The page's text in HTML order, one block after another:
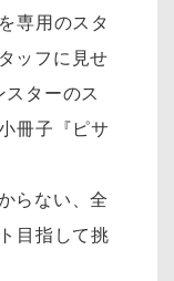
専用のスタ
ッフに見せ
スターのス
冊子『ピサ
らない、全
目指して挑